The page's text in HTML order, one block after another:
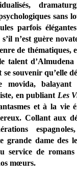
sans
parfois
n’est guère
de thématiques,
talent d’Almudena
souvenir qu’elle
movida, balayant
en publiant Les
et à la vie
Collant aux
grande dame des
service de romans
mœurs.